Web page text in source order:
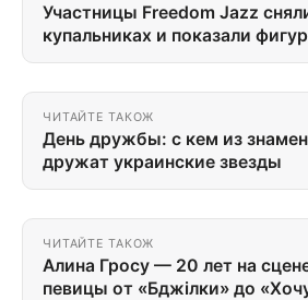
Участницы Freedom Jazz
купальниках и показали
ЧИТАЙТЕ ТАКОЖ
День дружбы: с кем из
дружат украинские звезды
ЧИТАЙТЕ ТАКОЖ
Алина Гросу — 20 лет на
певицы от «Бджілки» до